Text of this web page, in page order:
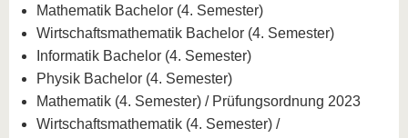
Mathematik Bachelor (4. Semester)
Wirtschaftsmathematik Bachelor (4. Semester)
Informatik Bachelor (4. Semester)
Physik Bachelor (4. Semester)
Mathematik (4. Semester) / Prüfungsordnung 2023
Wirtschaftsmathematik (4. Semester) /